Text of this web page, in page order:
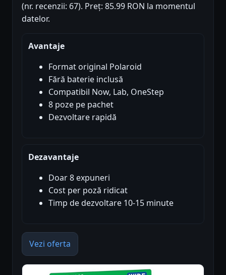
(nr. recenzii: 67). Preț: 85.99 RON la momentul
datelor.
Avantaje
Format original Polaroid
Fără baterie inclusă
Compatibil Now, Lab, OneStep
8 poze pe pachet
Dezvoltare rapidă
Dezavantaje
Doar 8 expuneri
Cost per poză ridicat
Timp de dezvoltare 10-15 minute
Vezi oferta